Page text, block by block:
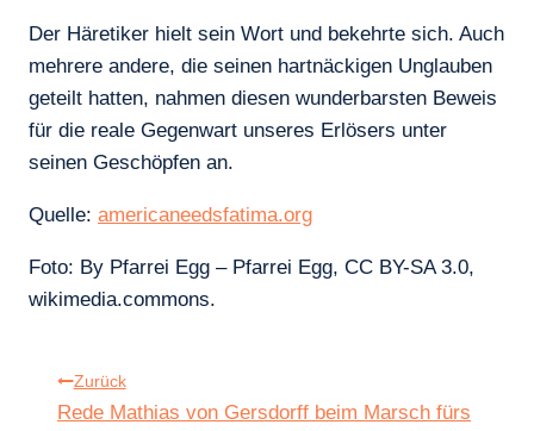
Der Häretiker hielt sein Wort und bekehrte sich. Auch
mehrere andere, die seinen hartnäckigen Unglauben
geteilt hatten, nahmen diesen wunderbarsten Beweis
für die reale Gegenwart unseres Erlösers unter
seinen Geschöpfen an.
Quelle: americaneedsfatima.org
Foto: By Pfarrei Egg – Pfarrei Egg, CC BY-SA 3.0,
wikimedia.commons.
Beitragsnavigation
Zurück
Rede Mathias von Gersdorff beim Marsch fürs